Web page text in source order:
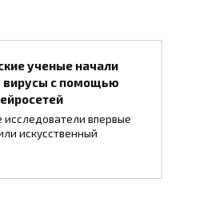
ученые начали
вирусы с помощью
впервые
искусственный